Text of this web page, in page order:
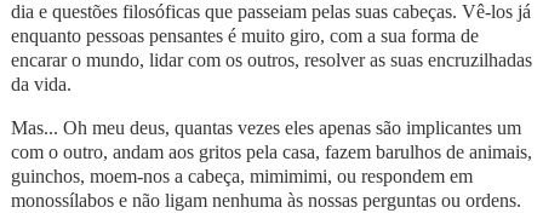
dia e questões filosóficas que passeiam pelas suas cabeças. Vê-los já
enquanto pessoas pensantes é muito giro, com a sua forma de
encarar o mundo, lidar com os outros, resolver as suas encruzilhadas
da vida.
Mas... Oh meu deus, quantas vezes eles apenas são implicantes um
com o outro, andam aos gritos pela casa, fazem barulhos de animais,
guinchos, moem-nos a cabeça, mimimimi, ou respondem em
monossílabos e não ligam nenhuma às nossas perguntas ou ordens.